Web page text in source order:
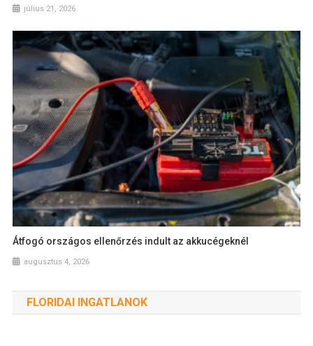
július 21, 2026
Átfogó országos ellenőrzés indult az akkucégeknél
augusztus 4, 2026
FLORIDAI INGATLANOK